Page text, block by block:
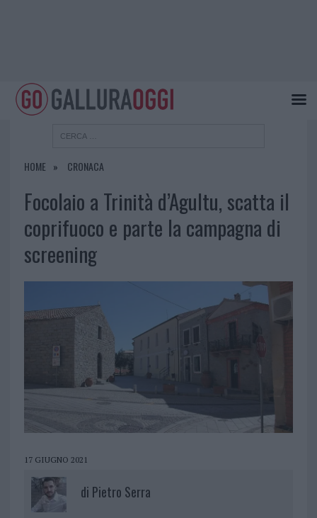
HOME CRONACA
Focolaio a Trinità d’Agultu, scatta il
coprifuoco e parte la campagna di
screening
17 GIUGNO 2021
di Pietro Serra